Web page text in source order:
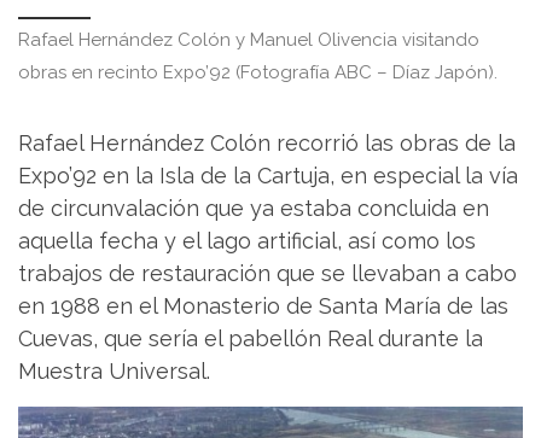
Rafael Hernández Colón y Manuel Olivencia visitando
obras en recinto Expo’92 (Fotografía ABC – Díaz Japón).
Rafael Hernández Colón recorrió las obras de la
Expo’92 en la Isla de la Cartuja, en especial la vía
de circunvalación que ya estaba concluida en
aquella fecha y el lago artificial, así como los
trabajos de restauración que se llevaban a cabo
en 1988 en el Monasterio de Santa María de las
Cuevas, que sería el pabellón Real durante la
Muestra Universal.